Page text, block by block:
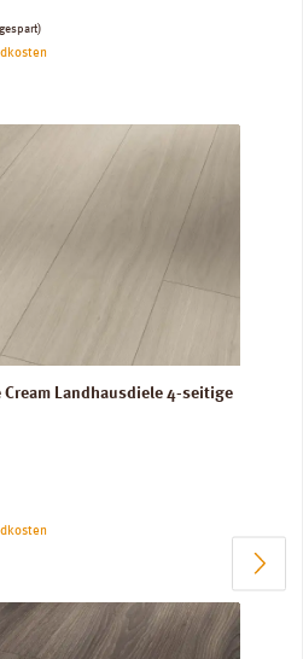
Cream Landhausdiele 4-seitige